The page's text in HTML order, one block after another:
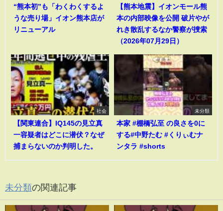
“熊本初”も「わくわくするよ
うな売り場」イオン熊本店が
リニューアル
【熊本地震】イオンモール熊
本の内部映像を公開 破片やが
れき散乱するなか警察が捜索
（2026年07月29日）
社会
【関東連合】IQ145の見立真
一容疑者はどこに潜伏？なぜ
捕まらないのか判明した。
未分類
本家 #棚橋弘至 の良さを0に
する#中野たむ #くりぃむナ
ンタラ #shorts
未分類の関連記事